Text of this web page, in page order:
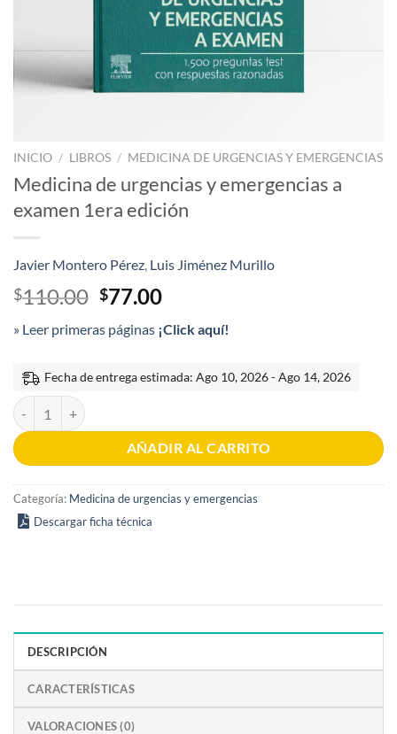
INICIO / LIBROS / MEDICINA DE URGENCIAS Y EMERGENCIAS
Medicina de urgencias y emergencias a
examen 1era edición
Javier Montero Pérez, Luis Jiménez Murillo
$110.00 El
original
$110.00.
$77.00El
actual
$77.00.
» Leer primeras páginas ¡Click aquí!
Fecha de entrega estimada: Ago 10, 2026 - Ago 14, 2026
Medicina de urgencias y emergencias a examen 1era edición cantidad
AÑADIR AL CARRITO
Categoría: Medicina de urgencias y emergencias
Descargar ficha técnica
DESCRIPCIÓN
CARACTERÍSTICAS
VALORACIONES (0)